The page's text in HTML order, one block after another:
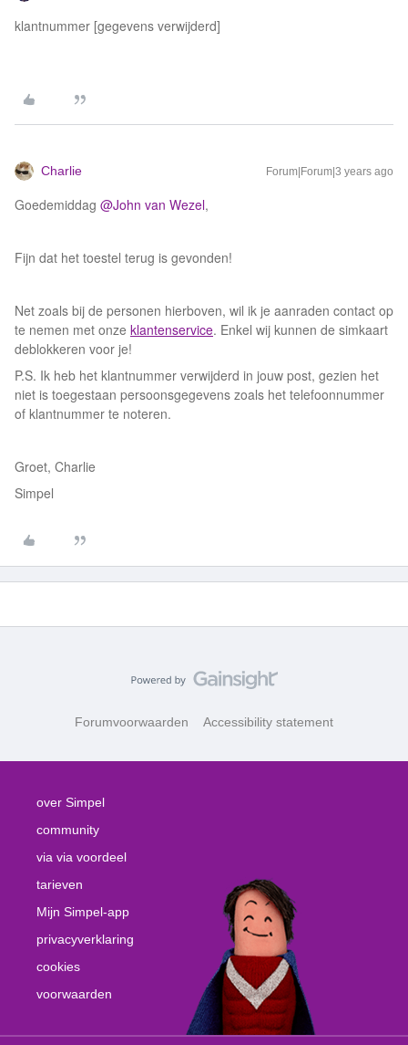
klantnummer [gegevens verwijderd]
Charlie Forum|Forum|3 years ago
Goedemiddag @John van Wezel,
Fijn dat het toestel terug is gevonden!
Net zoals bij de personen hierboven, wil ik je aanraden contact op
te nemen met onze klantenservice. Enkel wij kunnen de simkaart
deblokkeren voor je!
P.S. Ik heb het klantnummer verwijderd in jouw post, gezien het
niet is toegestaan persoonsgegevens zoals het telefoonnummer
of klantnummer te noteren.
Groet, Charlie
Simpel
Forumvoorwaarden Accessibility statement
over Simpel
community
via via voordeel
tarieven
Mijn Simpel-app
privacyverklaring
cookies
voorwaarden